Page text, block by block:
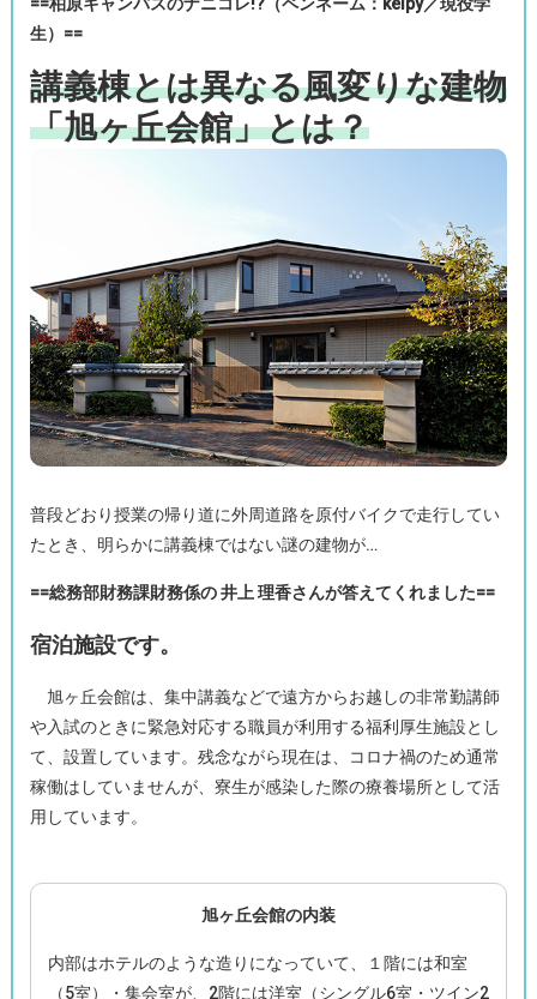
生） ==
講義棟とは異なる風変りな建物
「旭ヶ丘会館」とは？
普段どおり授業の帰り道に外周道路を原付バイクで走行してい
たとき、明らかに講義棟ではない謎の建物が…
==総務部財務課財務係の 井上 理香さんが答えてくれました==
宿泊施設です。
旭ヶ丘会館は、集中講義などで遠方からお越しの非常勤講師
や入試のときに緊急対応する職員が利用する福利厚生施設とし
て、設置しています。残念ながら現在は、コロナ禍のため通常
稼働はしていませんが、寮生が感染した際の療養場所として活
用しています。
旭ヶ丘会館の内装
内部はホテルのような造りになっていて、１階には和室
（5室）・集会室が、2階には洋室（シングル6室・ツイン2